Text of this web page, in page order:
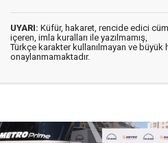
UYARI: Küfür, hakaret, rencide edici
içeren, imla kuralları ile yazılmamış,
Türkçe karakter kullanılmayan ve büyük
onaylanmamaktadır.